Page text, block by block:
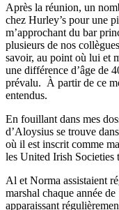
Après la réunion, un
chez Hurley’s pour une
m’approchant du bar
plusieurs de nos
savoir, au point où lui et
une différence d’âge de
prévalu. À partir de ce
entendus.
En fouillant dans mes
d’Aloysius se trouve
où il est inscrit comme
les United Irish Societies
Al et Norma assistaient
marshal chaque année de
apparaissant